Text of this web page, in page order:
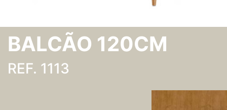
BALCÃO 120CM
REF. 1113